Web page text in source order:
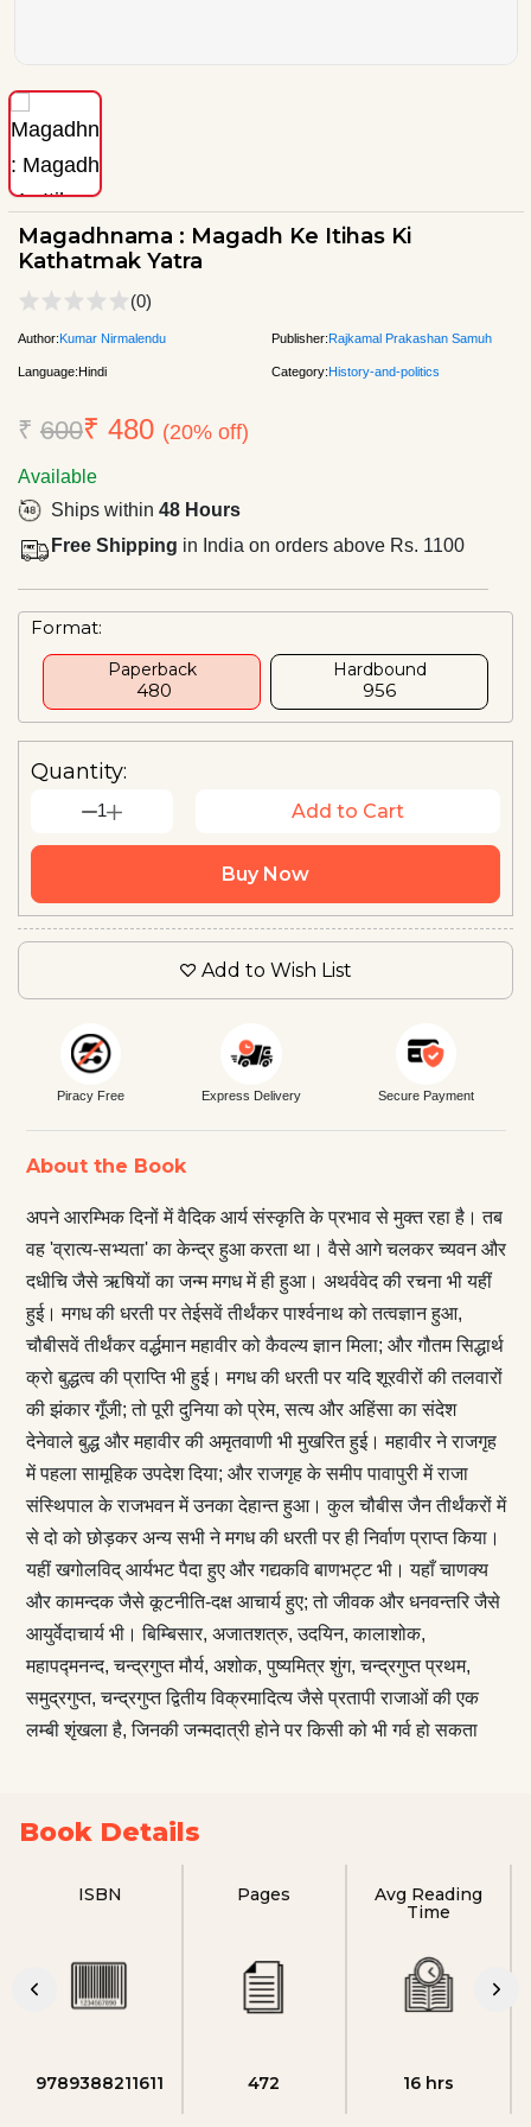
Magadhnama : Magadh Ke Itihas Ki
Kathatmak Yatra
(0)
Author:Kumar Nirmalendu Publisher:Rajkamal Prakashan Samuh
Language:Hindi Category:History-and-politics
₹ 600₹ 480 (20% off)
Available
Ships within 48 Hours
Free Shipping in India on orders above Rs. 1100
Format:
Paperback
₹ 480
Hardbound
₹956
Quantity:
1 Add to Cart
Buy Now
Add to Wish List
Piracy Free Express Delivery Secure Payment
About the Book
अपने आरम्भिक दिनों में वैदिक आर्य संस्कृति के प्रभाव से मुक्त रहा है। तब
वह 'व्रात्य-सभ्यता' का केन्द्र हुआ करता था। वैसे आगे चलकर च्यवन और
दधीचि जैसे ऋषियों का जन्म मगध में ही हुआ। अथर्ववेद की रचना भी यहीं
हुई। मगध की धरती पर तेईसवें तीर्थंकर पार्श्वनाथ को तत्वज्ञान हुआ,
चौबीसवें तीर्थंकर वर्द्धमान महावीर को कैवल्य ज्ञान मिला; और गौतम सिद्धार्थ
क्रो बुद्धत्व की प्राप्ति भी हुई। मगध की धरती पर यदि शूरवीरों की तलवारों
की झंकार गूँजी; तो पूरी दुनिया को प्रेम, सत्य और अहिंसा का संदेश
देनेवाले बुद्ध और महावीर की अमृतवाणी भी मुखरित हुई। महावीर ने राजगृह
में पहला सामूहिक उपदेश दिया; और राजगृह के समीप पावापुरी में राजा
संस्थिपाल के राजभवन में उनका देहान्त हुआ। कुल चौबीस जैन तीर्थंकरों में
से दो को छोड़कर अन्य सभी ने मगध की धरती पर ही निर्वाण प्राप्त किया।
यहीं खगोलविद् आर्यभट पैदा हुए और गद्यकवि बाणभट्ट भी। यहाँ चाणक्य
और कामन्दक जैसे कूटनीति-दक्ष आचार्य हुए; तो जीवक और धनवन्तरि जैसे
आयुर्वेदाचार्य भी। बिम्बिसार, अजातशत्रु, उदयिन, कालाशोक,
महापद्मनन्द, चन्द्रगुप्त मौर्य, अशोक, पुष्यमित्र शुंग, चन्द्रगुप्त प्रथम,
समुद्रगुप्त, चन्द्रगुप्त द्वितीय विक्रमादित्य जैसे प्रतापी राजाओं की एक
लम्बी शृंखला है, जिनकी जन्मदात्री होने पर किसी को भी गर्व हो सकता
Book Details
ISBN
9789388211611
Pages
472
Avg Reading
Time
16 hrs